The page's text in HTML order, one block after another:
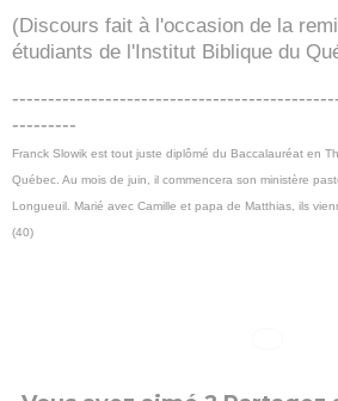
(Discours fait à l'occasion de la
étudiants de l'Institut Biblique du
---------
Franck Slowik est tout juste diplômé du Baccalauréat en
Québec. Au mois de juin, il commencera son ministère
Longueuil. Marié avec Camille et papa de Matthias, ils
(40)